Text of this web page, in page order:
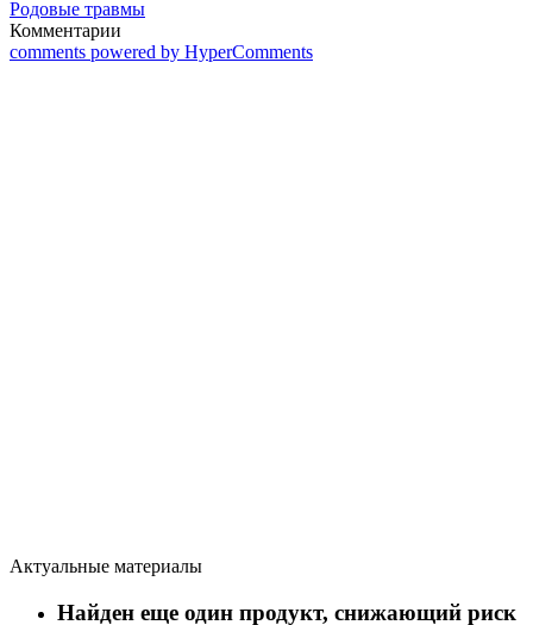
Родовые травмы
Комментарии
comments powered by HyperComments
Актуальные материалы
Найден еще один продукт, снижающий риск